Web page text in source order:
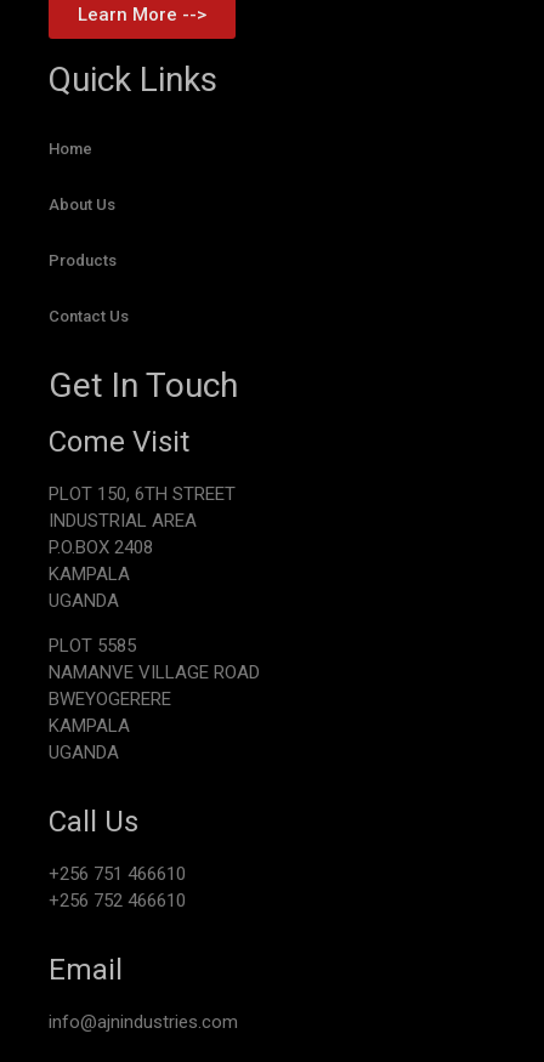
Learn More -->
Quick Links
Home
About Us
Products
Contact Us
Get In Touch
Come Visit
PLOT 150, 6TH STREET
INDUSTRIAL AREA
P.O.BOX 2408
KAMPALA
UGANDA
PLOT 5585
NAMANVE VILLAGE ROAD
BWEYOGERERE
KAMPALA
UGANDA
Call Us
+256 751 466610
+256 752 466610
Email
info@ajnindustries.com